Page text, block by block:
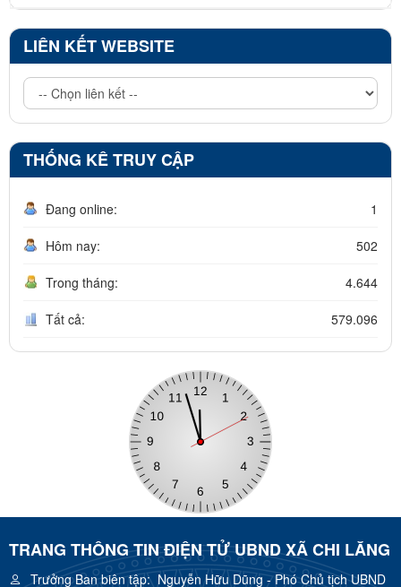
LIÊN KẾT WEBSITE
THỐNG KÊ TRUY CẬP
Đang online: 1
Hôm nay: 502
Trong tháng: 4.644
Tất cả: 579.096
TRANG THÔNG TIN ĐIỆN TỬ UBND XÃ CHI LĂNG
Trưởng Ban biên tập:Nguyễn Hữu Dũng - Phó Chủ tịch UBND